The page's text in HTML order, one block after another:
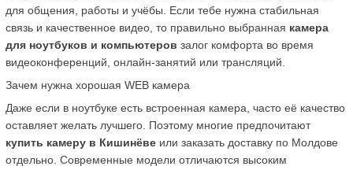
для общения, работы и учёбы. Если тебе нужна стабильная
связь и качественное видео, то правильно выбранная камера
для ноутбуков и компьютеров залог комфорта во время
видеоконференций, онлайн-занятий или трансляций.
Зачем нужна хорошая WEB камера
Даже если в ноутбуке есть встроенная камера, часто её качество
оставляет желать лучшего. Поэтому многие предпочитают
купить камеру в Кишинёве или заказать доставку по Молдове
отдельно. Современные модели отличаются высоким